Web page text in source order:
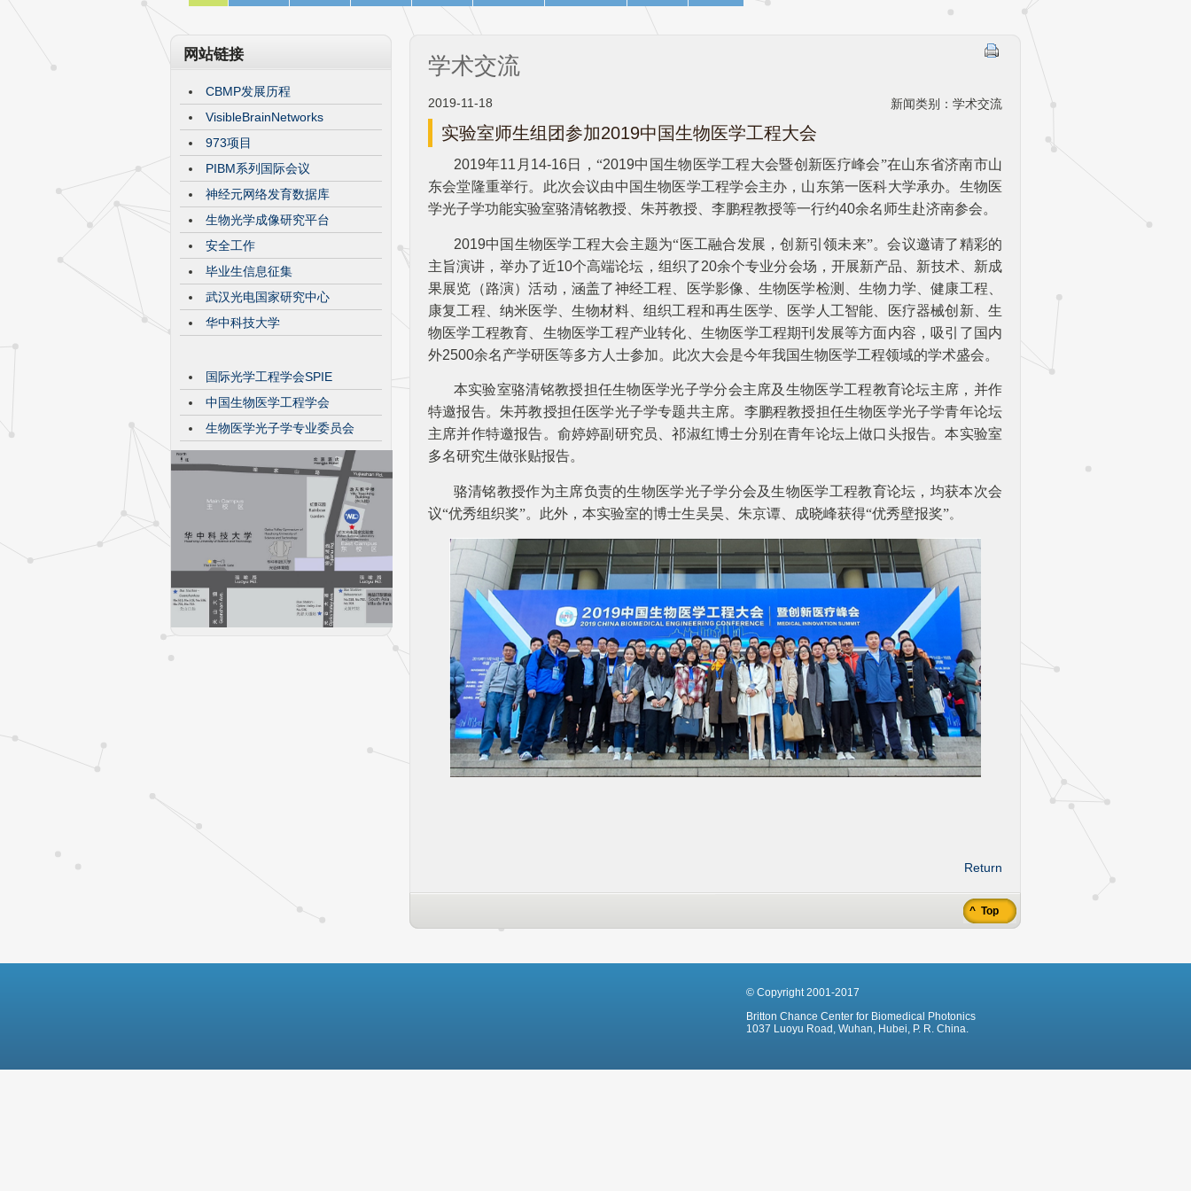
网站链接
CBMP发展历程
VisibleBrainNetworks
973项目
PIBM系列国际会议
神经元网络发育数据库
生物光学成像研究平台
安全工作
毕业生信息征集
武汉光电国家研究中心
华中科技大学
国际光学工程学会SPIE
中国生物医学工程学会
生物医学光子学专业委员会
学术交流
新闻类别：学术交流
2019-11-18
实验室师生组团参加2019中国生物医学工程大会
2019年11月14-16日，“2019中国生物医学工程大会暨创新医疗峰会”在山东省济南市山
东会堂隆重举行。此次会议由中国生物医学工程学会主办，山东第一医科大学承办。生物医
学光子学功能实验室骆清铭教授、朱䒟教授、李鹏程教授等一行约40余名师生赴济南参会。
2019中国生物医学工程大会主题为“医工融合发展，创新引领未来”。会议邀请了精彩的
主旨演讲，举办了近10个高端论坛，组织了20余个专业分会场，开展新产品、新技术、新成
果展览（路演）活动，涵盖了神经工程、医学影像、生物医学检测、生物力学、健康工程、
康复工程、纳米医学、生物材料、组织工程和再生医学、医学人工智能、医疗器械创新、生
物医学工程教育、生物医学工程产业转化、生物医学工程期刊发展等方面内容，吸引了国内
外2500余名产学研医等多方人士参加。此次大会是今年我国生物医学工程领域的学术盛会。
本实验室骆清铭教授担任生物医学光子学分会主席及生物医学工程教育论坛主席，并作
特邀报告。朱䒟教授担任医学光子学专题共主席。李鹏程教授担任生物医学光子学青年论坛
主席并作特邀报告。俞婷婷副研究员、祁淑红博士分别在青年论坛上做口头报告。本实验室
多名研究生做张贴报告。
骆清铭教授作为主席负责的生物医学光子学分会及生物医学工程教育论坛，均获本次会
议“优秀组织奖”。此外，本实验室的博士生吴昊、朱京谭、成晓峰获得“优秀壁报奖”。
Return
^ Top
© Copyright 2001-2017
Britton Chance Center for Biomedical Photonics
1037 Luoyu Road, Wuhan, Hubei, P. R. China.